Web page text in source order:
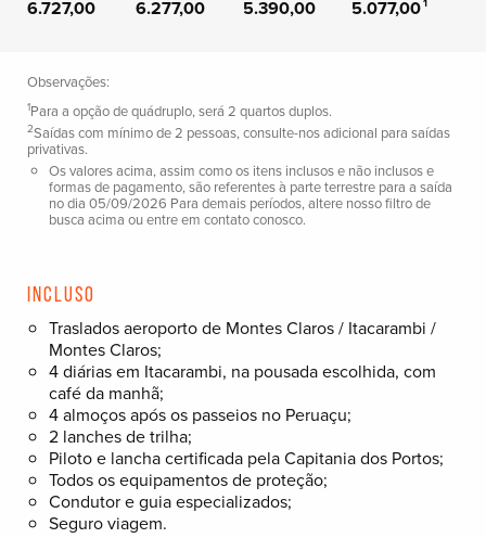
6.727,00 6.277,00 5.390,00 5.077,001
Observações:
1Para a opção de quádruplo, será 2 quartos duplos.
2Saídas com mínimo de 2 pessoas, consulte-nos adicional para saídas
privativas.
Os valores acima, assim como os itens inclusos e não inclusos e
formas de pagamento, são referentes à parte terrestre para a saída
no dia 05/09/2026 Para demais períodos, altere nosso filtro de
busca acima ou entre em contato conosco.
Incluso
Traslados aeroporto de Montes Claros / Itacarambi /
Montes Claros;
4 diárias em Itacarambi, na pousada escolhida, com
café da manhã;
4 almoços após os passeios no Peruaçu;
2 lanches de trilha;
Piloto e lancha certificada pela Capitania dos Portos;
Todos os equipamentos de proteção;
Condutor e guia especializados;
Seguro viagem.